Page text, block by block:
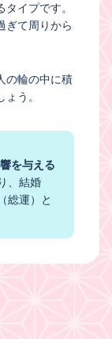
イプです。
ぎて周りから
の輪の中に積
う。
を与える
、結婚
総運）と